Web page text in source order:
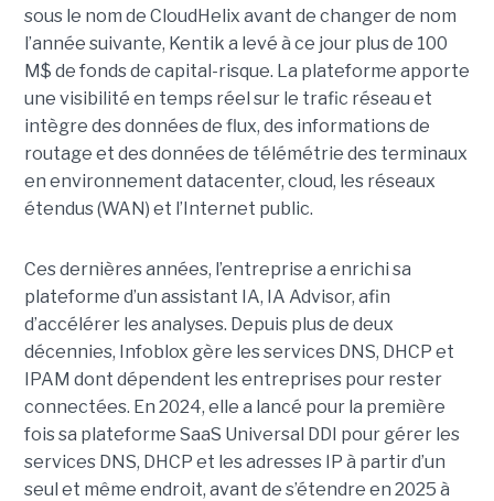
sous le nom de CloudHelix avant de changer de nom
l’année suivante, Kentik a levé à ce jour plus de 100
M$ de fonds de capital-risque. La plateforme apporte
une visibilité en temps réel sur le trafic réseau et
intègre des données de flux, des informations de
routage et des données de télémétrie des terminaux
en environnement datacenter, cloud, les réseaux
étendus (WAN) et l’Internet public.
Ces dernières années, l’entreprise a enrichi sa
plateforme d’un assistant IA, IA Advisor, afin
d’accélérer les analyses. Depuis plus de deux
décennies, Infoblox gère les services DNS, DHCP et
IPAM dont dépendent les entreprises pour rester
connectées. En 2024, elle a lancé pour la première
fois sa plateforme SaaS Universal DDI pour gérer les
services DNS, DHCP et les adresses IP à partir d’un
seul et même endroit, avant de s’étendre en 2025 à